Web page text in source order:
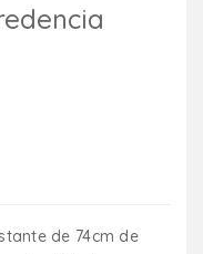
de 74cm de